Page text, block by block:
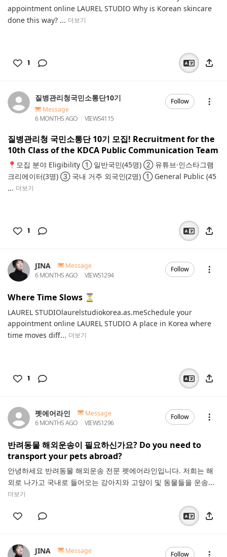
appointment online LAUREL STUDIO Why is Korean skincare
done this way? ... 더보기
1
질병관리청국민소통단10기
Message
6 MONTHS AGO
VIEWS4115
Follow
질병관리청 국민소통단 10기 모집! Recruitment for the
10th Class of the KDCA Public Communication Team
📍모집 분야 Eligibility ① 일반국민(45명) ② 유튜브·인스타그램
크리에이터(3명) ③ 국내 거주 외국인(2명) ① General Public (45
... 더보기
1
JINA
Message
6 MONTHS AGO
VIEWS1294
Follow
Where Time Slows ⏳️
LAUREL STUDIOlaurelstudiokorea.as.meSchedule your
appointment online LAUREL STUDIO A place in Korea where
time moves diff... 더보기
1
펫에어라인
Message
6 MONTHS AGO
VIEWS1296
Follow
반려동물 해외운송이 필요하신가요? Do you need to
transport your pets abroad?
안녕하세요 반려동물 해외운송 전문 펫에어라인입니다. 저희는 해
외로 나가고 국내로 들어오는 강아지와 고양이 및 동물들을 운송...
더보기
JINA
Message
Follow